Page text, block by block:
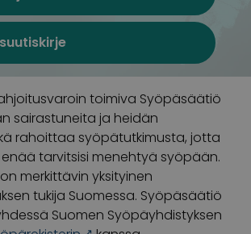
toimiva Syöpäsäätiö
sairastuneita ja heidän
rahoittaa syöpätutkimusta, jotta
tarvitsisi menehtyä syöpään.
merkittävin yksityinen
tukija Suomessa. Syöpäsäätiö
Suomen Syöpäyhdistyksen